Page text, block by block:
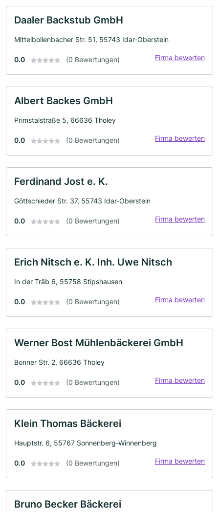
Daaler Backstub GmbH
Mittelbollenbacher Str. 51, 55743 Idar-Oberstein
0.0 (0 Bewertungen) Firma bewerten
Albert Backes GmbH
Primstalstraße 5, 66636 Tholey
0.0 (0 Bewertungen) Firma bewerten
Ferdinand Jost e. K.
Göttschieder Str. 37, 55743 Idar-Oberstein
0.0 (0 Bewertungen) Firma bewerten
Erich Nitsch e. K. Inh. Uwe Nitsch
In der Träb 6, 55758 Stipshausen
0.0 (0 Bewertungen) Firma bewerten
Werner Bost Mühlenbäckerei GmbH
Bonner Str. 2, 66636 Tholey
0.0 (0 Bewertungen) Firma bewerten
Klein Thomas Bäckerei
Hauptstr. 6, 55767 Sonnenberg-Winnenberg
0.0 (0 Bewertungen) Firma bewerten
Bruno Becker Bäckerei